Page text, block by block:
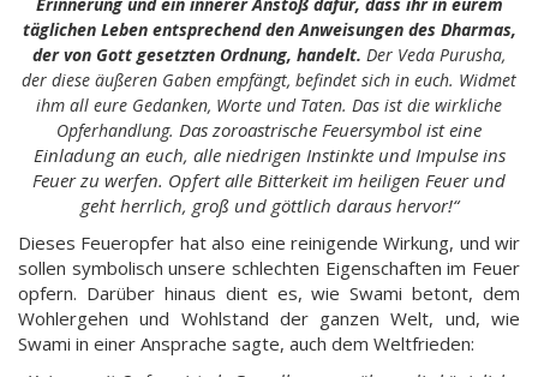
täglichen Leben entsprechend den Anweisungen des Dharmas,
der von Gott gesetzten Ordnung, handelt. Der Veda Purusha,
der diese äußeren Gaben empfängt, befindet sich in euch. Widmet
ihm all eure Gedanken, Worte und Taten. Das ist die wirkliche
Opferhandlung. Das zoroastrische Feuersymbol ist eine
Einladung an euch, alle niedrigen Instinkte und Impulse ins
Feuer zu werfen. Opfert alle Bitterkeit im heiligen Feuer und
geht herrlich, groß und göttlich daraus hervor!“
Dieses Feueropfer hat also eine reinigende Wirkung, und wir
sollen symbolisch unsere schlechten Eigenschaften im Feuer
opfern. Darüber hinaus dient es, wie Swami betont, dem
Wohlergehen und Wohlstand der ganzen Welt, und, wie
Swami in einer Ansprache sagte, auch dem Weltfrieden: